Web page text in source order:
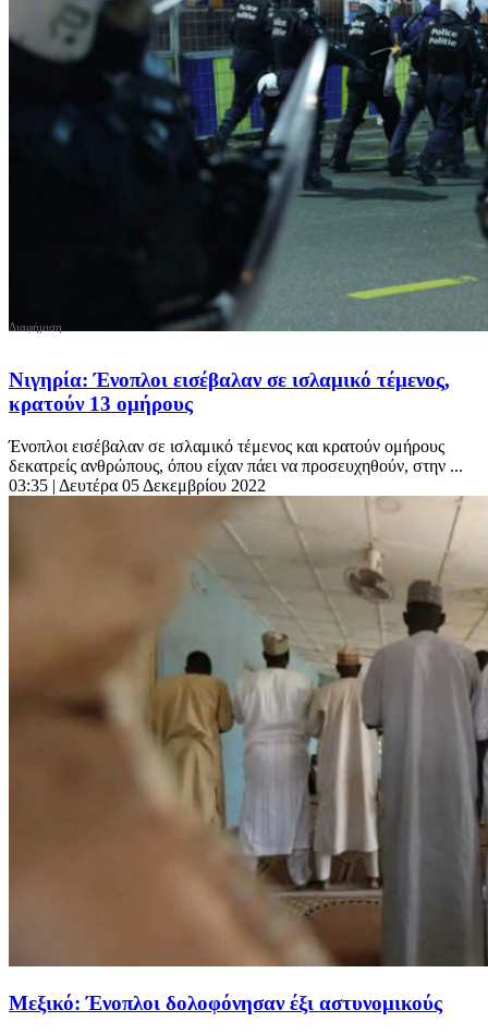
Νιγηρία: Ένοπλοι εισέβαλαν σε ισλαμικό τέμενος,
κρατούν 13 ομήρους
Ένοπλοι εισέβαλαν σε ισλαμικό τέμενος και κρατούν ομήρους
δεκατρείς ανθρώπους, όπου είχαν πάει να προσευχηθούν, στην ...
03:35 | Δευτέρα 05 Δεκεμβρίου 2022
Μεξικό: Ένοπλοι δολοφόνησαν έξι αστυνομικούς